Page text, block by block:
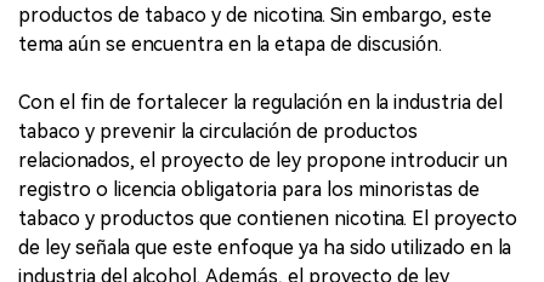
productos de tabaco y de nicotina. Sin embargo, este
tema aún se encuentra en la etapa de discusión.
Con el fin de fortalecer la regulación en la industria del
tabaco y prevenir la circulación de productos
relacionados, el proyecto de ley propone introducir un
registro o licencia obligatoria para los minoristas de
tabaco y productos que contienen nicotina. El proyecto
de ley señala que este enfoque ya ha sido utilizado en la
industria del alcohol. Además, el proyecto de ley